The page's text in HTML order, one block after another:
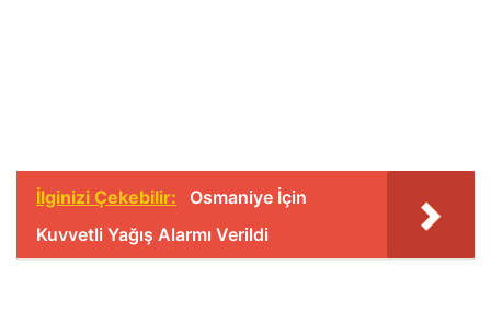
İlginizi Çekebilir:
Osmaniye İçin
Kuvvetli Yağış Alarmı Verildi